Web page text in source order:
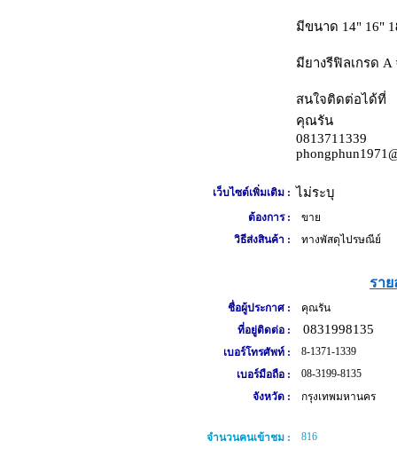
มีขนาด 14" 16"
มียางรีฟิลเกรด A
สนใจติดต่อได้ที่
คุณรัน
0813711339
เว็บไซต์เพิ่มเติม : ไม่ระบุ
ต้องการ :
ขาย
วิธีส่งสินค้า :
ทางพัสดุไปรษณีย์
ราย
ชื่อผู้ประกาศ :
คุณรัน
ที่อยู่ติดต่อ :
0831998135
เบอร์โทรศัพท์ :
8-1371-1339
เบอร์มือถือ :
08-3199-8135
จังหวัด :
กรุงเทพมหานคร
จำนวนคนเข้าชม : 816